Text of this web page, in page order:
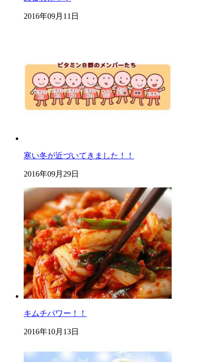
2016年09月11日
寒い冬が近づいてきました！！
2016年09月29日
キムチパワー！！
2016年10月13日